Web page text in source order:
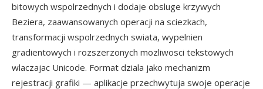
bitowych wspolrzednych i dodaje obsluge krzywych
Beziera, zaawansowanych operacji na sciezkach,
transformacji wspolrzednych swiata, wypelnien
gradientowych i rozszerzonych mozliwosci tekstowych
wlaczajac Unicode. Format dziala jako mechanizm
rejestracji grafiki — aplikacje przechwytuja swoje operacje